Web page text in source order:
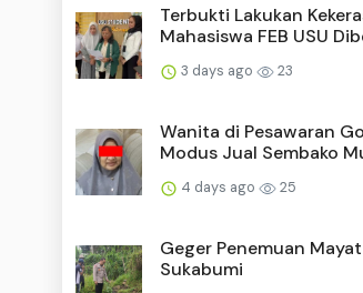
Terbukti Lakukan
Mahasiswa FEB USU
3 days ago 23
Wanita di Pesawaran
Modus Jual Sembako
4 days ago 25
Geger Penemuan
Sukabumi